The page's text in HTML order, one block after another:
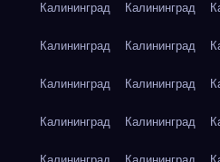
Калининград Калининград
Калининград Калининград
Калининград Калининград
Калининград Калининград